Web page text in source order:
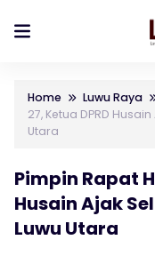
Home Luwu Raya
27, Ketua DPRD
Utara
Pimpin Rapat
Husain Ajak
Luwu Utara